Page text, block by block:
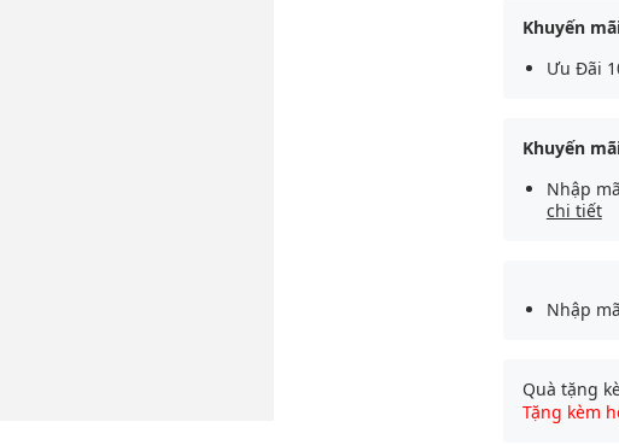
Khuyến
Ưu Đãi
Khuyến
Nhập
chi tiết
Nhập
Quà tặng
Tặng kèm